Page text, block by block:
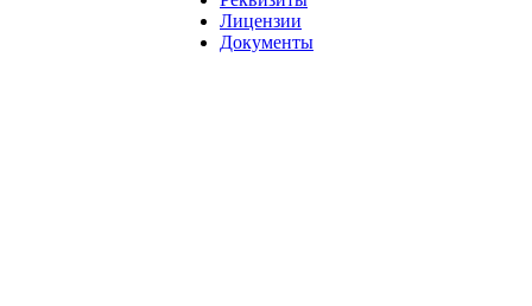
Лицензии
Документы